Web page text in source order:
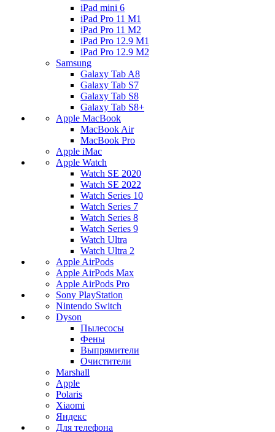
iPad mini 6
iPad Pro 11 M1
iPad Pro 11 M2
iPad Pro 12.9 M1
iPad Pro 12.9 M2
Samsung
Galaxy Tab A8
Galaxy Tab S7
Galaxy Tab S8
Galaxy Tab S8+
Apple MacBook
MacBook Air
MacBook Pro
Apple iMac
Apple Watch
Watch SE 2020
Watch SE 2022
Watch Series 10
Watch Series 7
Watch Series 8
Watch Series 9
Watch Ultra
Watch Ultra 2
Apple AirPods
Apple AirPods Max
Apple AirPods Pro
Sony PlayStation
Nintendo Switch
Dyson
Пылесосы
Фены
Выпрямители
Очистители
Marshall
Apple
Polaris
Xiaomi
Яндекс
Для телефона